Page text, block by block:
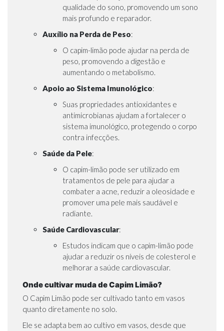
qualidade do sono, promovendo um sono
mais profundo e reparador.
Auxílio na Perda de Peso:
O capim-limão pode ajudar na perda de
peso, promovendo a digestão e
aumentando o metabolismo.
Apoio ao Sistema Imunológico:
Suas propriedades antioxidantes e
antimicrobianas ajudam a fortalecer o
sistema imunológico, protegendo o corpo
contra infecções.
Saúde da Pele:
O capim-limão pode ser utilizado em
tratamentos de pele para ajudar a
combater a acne, reduzir a oleosidade e
promover uma pele mais saudável e
radiante.
Saúde Cardiovascular:
Estudos indicam que o capim-limão pode
ajudar a reduzir os níveis de colesterol e
melhorar a saúde cardiovascular.
Onde cultivar muda de Capim Limão?
O Capim Limão pode ser cultivado tanto em vasos
quanto diretamente no solo.
Ele se adapta bem ao cultivo em vasos, desde que